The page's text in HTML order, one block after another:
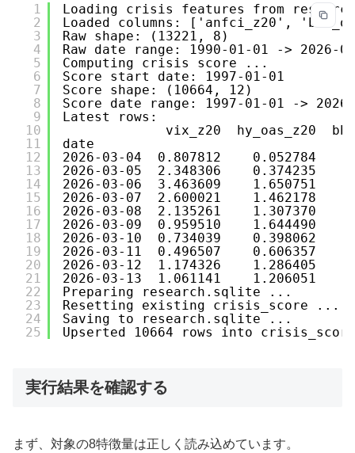
1
2
3
4
5
6
7
8
9
10
11
12
13
14
15
16
17
18
19
20
21
22
23
24
25
Loading crisis features from
Loaded columns: ['anfci_z20',
Raw shape: (13221, 8)
Raw date range: 1990-01-01 -> 2026-
Computing crisis score ...
Score start date: 1997-01-01
Score shape: (10664, 12)
Score date range: 1997-01-01 ->
Latest rows:
vix_z20  hy_oas_z20
date
2026-03-04  0.807812    0.052784
2026-03-05  2.348306    0.374235
2026-03-06  3.463609    1.650751
2026-03-07  2.600021    1.462178
2026-03-08  2.135261    1.307370
2026-03-09  0.959510    1.644490
2026-03-10  0.734039    0.398062
2026-03-11  0.496507    0.606357
2026-03-12  1.174326    1.286405
2026-03-13  1.061141    1.206051
Preparing research.sqlite ...
Resetting existing crisis_score ...
Saving to research.sqlite ...
Upserted 10664 rows into crisis_score
実行結果を確認する
まず、対象の8特徴量は正しく読み込めています。